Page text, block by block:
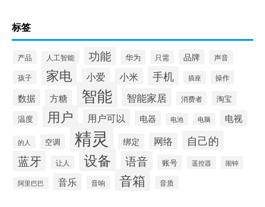
标签
产品 人工智能 功能 华为 只需 品牌 声音
孩子 家电 小爱 小米 手机 插座 操作
数据 方糖 智能 智能家居 消费者
淘宝
温度
用户 用户可以 电器 电池 电脑 电视
的人 空调 精灵 绑定 网络 自己的
蓝牙 让人 设备 语音 账号 遥控器 闹钟
阿里巴巴 音乐 音响 音箱 音质